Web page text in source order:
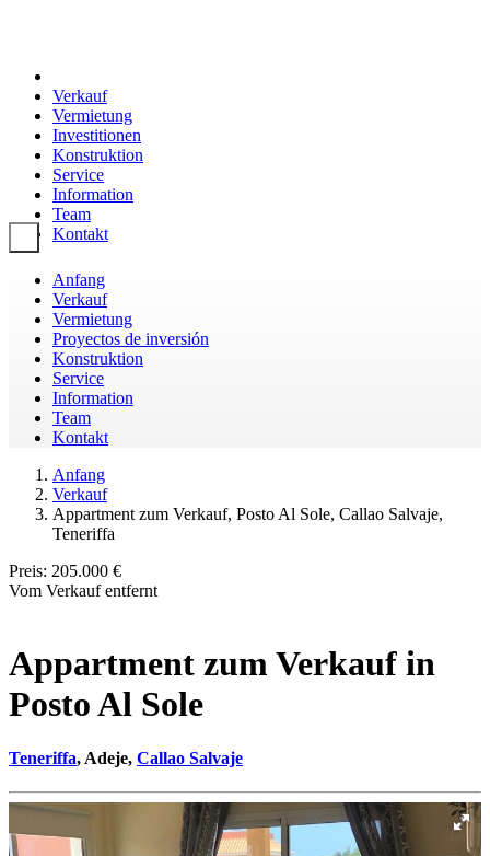
Verkauf
Vermietung
Investitionen
Konstruktion
Service
Information
Team
Kontakt
Toggle navigation
Anfang
Verkauf
Vermietung
Proyectos de inversión
Konstruktion
Service
Information
Team
Kontakt
Anfang
Verkauf
Appartment zum Verkauf, Posto Al Sole, Callao Salvaje,
Teneriffa
Preis: 205.000 €
Vom Verkauf entfernt
Appartment zum Verkauf in
Posto Al Sole
Teneriffa, Adeje, Callao Salvaje